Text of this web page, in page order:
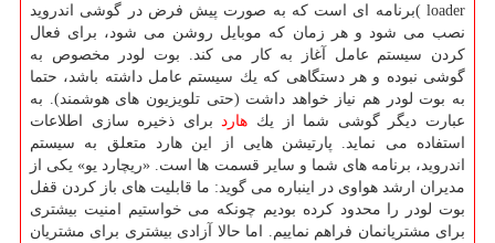
loader )برنامه ای است كه به صورت پیش فرض در گوشی اندروید
نصب می شود و هر زمان كه موبایل روشن می شود، برای فعال
كردن سیستم عامل آغاز به كار می كند. بوت لودر مخصوص به
گوشی نبوده و هر دستگاهی كه یك سیستم عامل داشته باشد، حتما
به بوت لودر هم نیاز خواهد داشت (حتی تلویزیون های هوشمند). به
عبارت دیگر گوشی شما از یك هارد
برای ذخیره سازی اطلاعات
استفاده می نماید. پارتیشن هایی از این هارد متعلق به سیستم
اندروید، برنامه های شما و سایر قسمت ها است. «ریچارد یو» یكی از
مدیران ارشد هواوی در اینباره می گوید: ما قابلیت های باز كردن قفل
بوت لودر را محدود كرده بودیم چونكه می خواستیم امنیت بیشتری
برای مشتریانمان فراهم نماییم. اما حالا آزادی بیشتری برای مشتریان